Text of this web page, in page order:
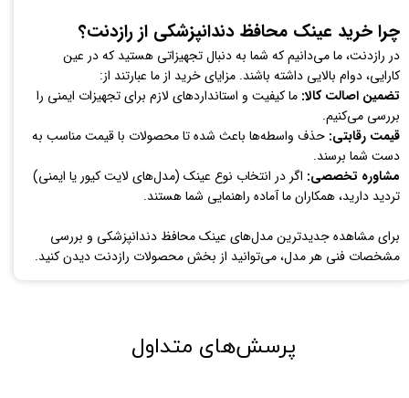
چرا خرید عینک محافظ دندانپزشکی از رازدنت؟
در رازدنت، ما می‌دانیم که شما به دنبال تجهیزاتی هستید که در عین
کارایی، دوام بالایی داشته باشند. مزایای خرید از ما عبارتند از:
تضمین اصالت کالا: ما کیفیت و استانداردهای لازم برای تجهیزات ایمنی را
بررسی می‌کنیم.
قیمت رقابتی: حذف واسطه‌ها باعث شده تا محصولات با قیمت مناسب به
دست شما برسند.
مشاوره تخصصی: اگر در انتخاب نوع عینک (مدل‌های لایت کیور یا ایمنی)
تردید دارید، همکاران ما آماده راهنمایی شما هستند.
برای مشاهده جدیدترین مدل‌های عینک محافظ دندانپزشکی و بررسی
مشخصات فنی هر مدل، می‌توانید از بخش محصولات رازدنت دیدن کنید.​​​​​​​
پرسش‌های متداول